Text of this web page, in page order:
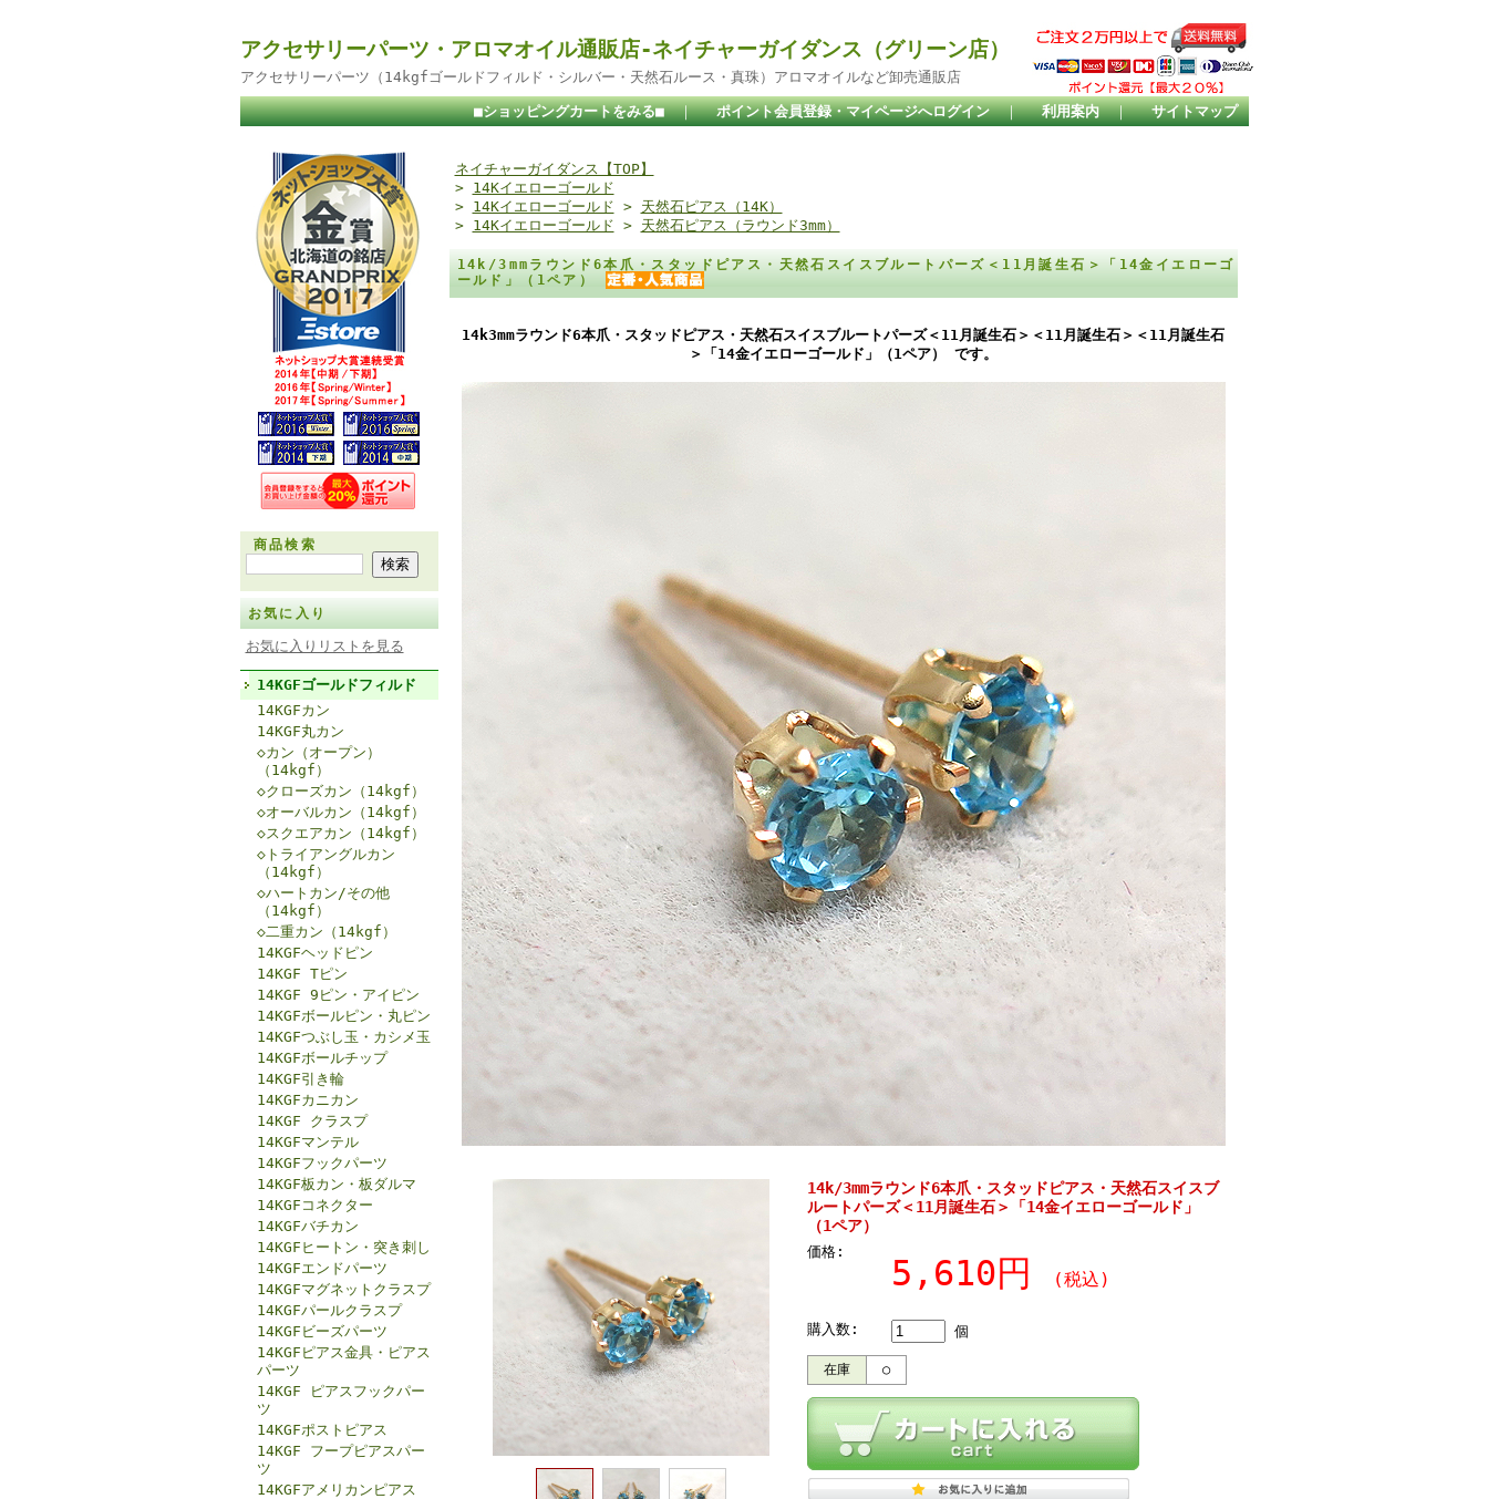
アクセサリーパーツ・アロマオイル通販店-ネイチャーガイダンス（グリーン店）
アクセサリーパーツ（14kgfゴールドフィルド・シルバー・天然石ルース・真珠）アロマオイルなど卸売通販店
■ショッピングカートをみる■ ｜ ポイント会員登録・マイページへログイン ｜ 利用案内 ｜ サイトマップ
商品検索
お気に入り
お気に入りリストを見る
14KGFゴールドフィルド
14KGFカン
14KGF丸カン
◇カン（オープン）
（14kgf）
◇クローズカン（14kgf）
◇オーバルカン（14kgf）
◇スクエアカン（14kgf）
◇トライアングルカン
（14kgf）
◇ハートカン/その他
（14kgf）
◇二重カン（14kgf）
14KGFヘッドピン
14KGF Tピン
14KGF 9ピン・アイピン
14KGFボールピン・丸ピン
14KGFつぶし玉・カシメ玉
14KGFボールチップ
14KGF引き輪
14KGFカニカン
14KGF クラスプ
14KGFマンテル
14KGFフックパーツ
14KGF板カン・板ダルマ
14KGFコネクター
14KGFバチカン
14KGFヒートン・突き刺し
14KGFエンドパーツ
14KGFマグネットクラスプ
14KGFパールクラスプ
14KGFビーズパーツ
14KGFピアス金具・ピアス
パーツ
14KGF ピアスフックパー
ツ
14KGFポストピアス
14KGF フープピアスパー
ツ
14KGFアメリカンピアス
ネイチャーガイダンス【TOP】
> 14Kイエローゴールド
> 14Kイエローゴールド > 天然石ピアス（14K）
> 14Kイエローゴールド > 天然石ピアス（ラウンド3mm）
14k/3mmラウンド6本爪・スタッドピアス・天然石スイスブルートパーズ＜11月誕生石＞「14金イエローゴ
ールド」（1ペア）
14k3mmラウンド6本爪・スタッドピアス・天然石スイスブルートパーズ＜11月誕生石＞＜11月誕生石＞＜11月誕生石
＞「14金イエローゴールド」（1ペア） です。
14k/3mmラウンド6本爪・スタッドピアス・天然石スイスブ
ルートパーズ＜11月誕生石＞「14金イエローゴールド」
（1ペア）
価格:
5,610円 (税込)
購入数: 個
在庫 ○